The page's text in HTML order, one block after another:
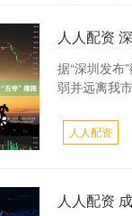
人人配资
据“深圳发布
弱并远离我
人人配资
人人配资